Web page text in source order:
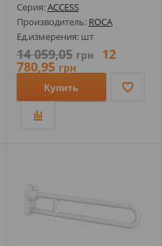
Серия:ACCESS
Производитель: ROCA
Ед.измерения: шт
14 059,05 грн 12
780,95 грн
Купить